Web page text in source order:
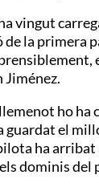
vingut
de la primera
ho ha
guardat el
ha arribat
dominis del